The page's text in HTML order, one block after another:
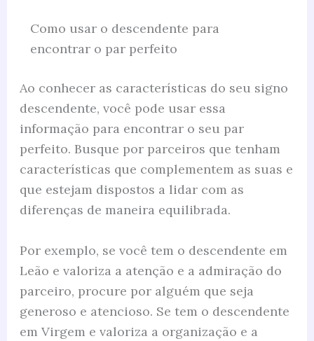
Como usar o descendente para
encontrar o par perfeito
Ao conhecer as características do seu signo
descendente, você pode usar essa
informação para encontrar o seu par
perfeito. Busque por parceiros que tenham
características que complementem as suas e
que estejam dispostos a lidar com as
diferenças de maneira equilibrada.
Por exemplo, se você tem o descendente em
Leão e valoriza a atenção e a admiração do
parceiro, procure por alguém que seja
generoso e atencioso. Se tem o descendente
em Virgem e valoriza a organização e a